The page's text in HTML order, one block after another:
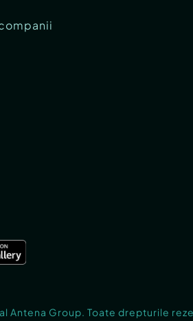
Antena Group. Toate drepturile